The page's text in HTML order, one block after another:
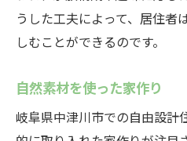
うした工夫によって、居住者
しむことができるのです。
自然素材を使った家作り
岐阜県中津川市での自由設計